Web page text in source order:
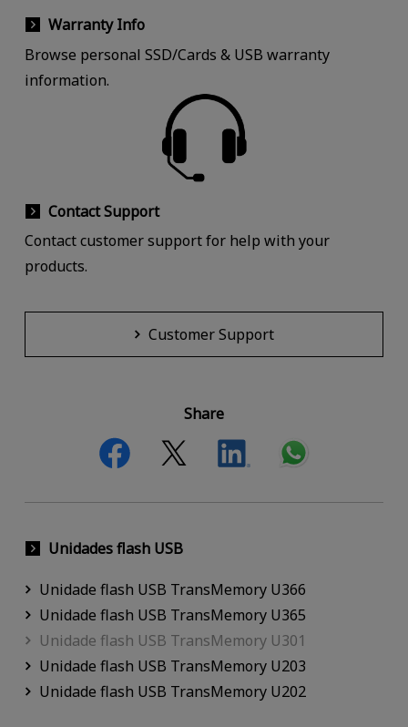
Warranty Info
Browse personal SSD/Cards & USB warranty
information.
Contact Support
Contact customer support for help with your
products.
Customer Support
Share
Unidades flash USB
Unidade flash USB TransMemory U366
Unidade flash USB TransMemory U365
Unidade flash USB TransMemory U301
Unidade flash USB TransMemory U203
Unidade flash USB TransMemory U202